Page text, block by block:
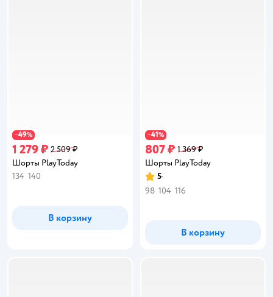
−49%
1 279 ₽ 2 509 ₽
Шорты PlayToday
134 140
В корзину
−41%
807 ₽ 1 369 ₽
Шорты PlayToday
Рейтинг:
5
98 104 116
В корзину